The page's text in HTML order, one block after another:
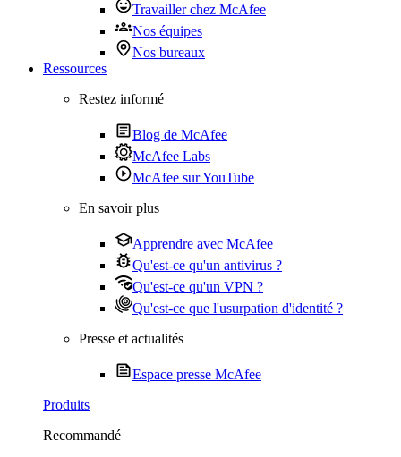
Travailler chez McAfee
Nos équipes
Nos bureaux
Ressources
Restez informé
Blog de McAfee
McAfee Labs
McAfee sur YouTube
En savoir plus
Apprendre avec McAfee
Qu'est-ce qu'un antivirus ?
Qu'est-ce qu'un VPN ?
Qu'est-ce que l'usurpation d'identité ?
Presse et actualités
Espace presse McAfee
Produits
Recommandé